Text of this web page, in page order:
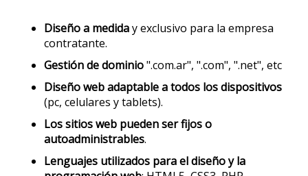
Diseño a mediday exclusivo para la empresa
contratante.
Gestión de dominio".com.ar", ".com", ".net", etc
Diseño web adaptable a todos los dispositivos
(pc, celulares y tablets).
Los sitios web pueden ser fijos o
autoadministrables.
Lenguajes utilizados para el diseño y la